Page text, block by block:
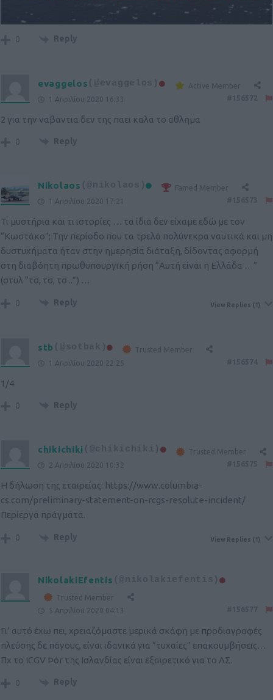
0 Reply
evaggelos
Active Member
1 Απριλίου 2020 16:33
2 για την ναβαντια δεν της παει καλα το αθλημα
0 Reply
Nikolaos (@nikolaos)
Famed Member
1 Απριλίου 2020 17:21
Τι μυστήρια και τι ιστορίες … τα ίδια δεν είχαμε εδώ με τον
“Κωστάκο”; Την περίοδο που τα τρελά πολύνεκρα ναυτικά και μη
δυστυχήματα ήταν στην ημερησία διάταξη, δίδοντας αφορμή
στη διαβόητη πρωθυπουργική ρήση “Αυτή είναι η Ελλάδα …”
(στυλ “τσ, τσ, τσ ..”) …
0 Reply View Replies (1)
stb (@sotbak)
Trusted Member
1 Απριλίου 2020 22:25
1/4
0 Reply
chikichiki (@chikichiki)
Trusted Member
2 Απριλίου 2020 10:32
Η δήλωση της εταιρείας: https://www.columbia-
cs.com/preliminary-statement-on-rcgs-resolute-incident/
Περίεργα πράγματα.
0 Reply View Replies (1)
NikolakiEfentis (@nikolakiefentis)
Trusted Member
5 Απριλίου 2020 04:13
Γι’ αυτό έχω πει, χρειαζόμαστε μερικά σκάφη με προδιαγραφές
πλεύσης δε πάγους, είναι ιδανικά για “τυχαίες” επακουμβήσεις…
Πχ το ICGV Þór της Ισλανδίας είναι εξαιρετικό για το ΛΣ.
0 Reply